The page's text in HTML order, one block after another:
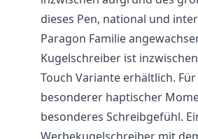
dieses Pen, national und
Paragon Familie
Kugelschreiber ist
Touch Variante erhältlich.
besonderer haptischer
besonderes Schreibgefühl.